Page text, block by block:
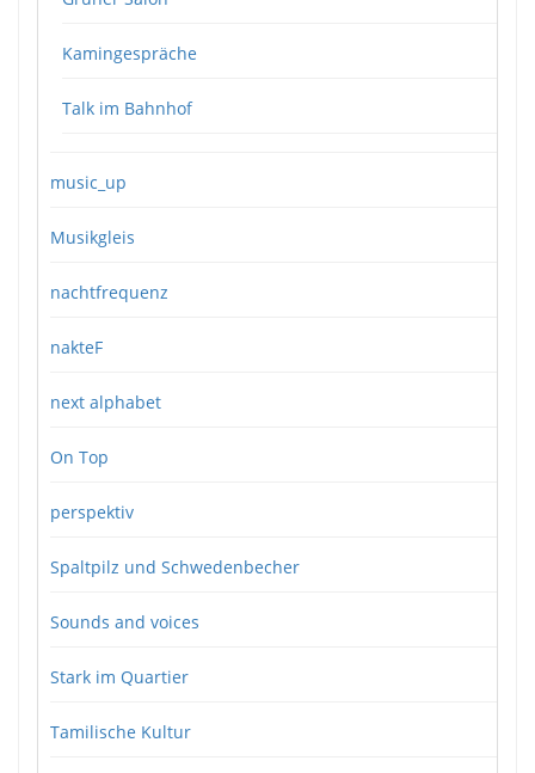
Kamingespräche
Talk im Bahnhof
music_up
Musikgleis
nachtfrequenz
nakteF
next alphabet
On Top
perspektiv
Spaltpilz und Schwedenbecher
Sounds and voices
Stark im Quartier
Tamilische Kultur